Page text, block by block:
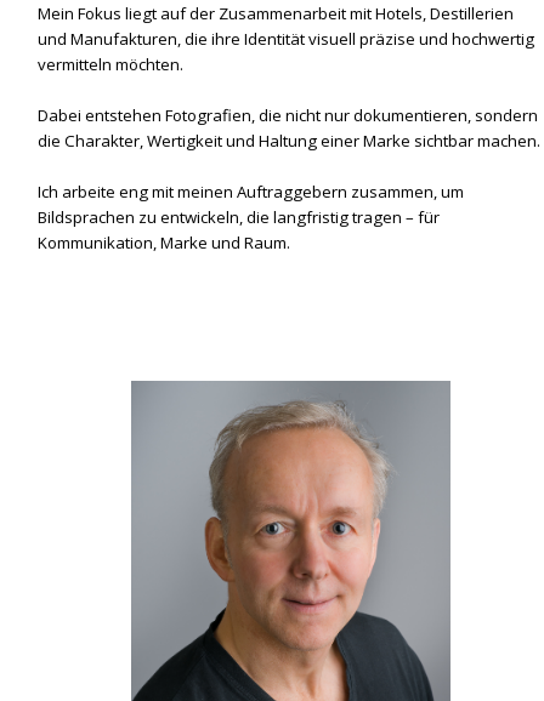
Mein Fokus liegt auf der Zusammenarbeit mit Hotels, Destillerien
und Manufakturen, die ihre Identität visuell präzise und hochwertig
vermitteln möchten.
Dabei entstehen Fotografien, die nicht nur dokumentieren, sondern
die Charakter, Wertigkeit und Haltung einer Marke sichtbar machen.
Ich arbeite eng mit meinen Auftraggebern zusammen, um
Bildsprachen zu entwickeln, die langfristig tragen – für
Kommunikation, Marke und Raum.